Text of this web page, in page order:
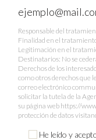
Responsable del
Finalidad en el
Legitimación en el
Destinatarios: No se
Derechos de los
como otros derechos que
correo electrónico
solicitar la tutela de la
su página web https://
protección de datos
He leído y